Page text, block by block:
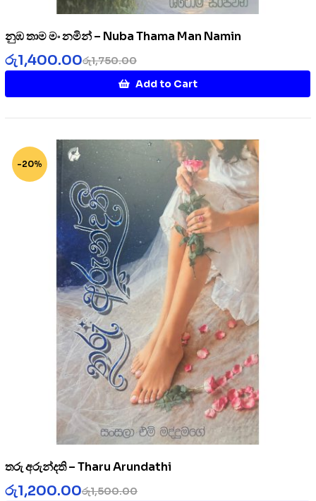
නුඹ තාම මං නමින් – Nuba Thama Man Namin
රු1,750.00
රු1,400.00
Add to Cart
-20%
තරු අරුන්දති – Tharu Arundathi
රු1,500.00
රු1,200.00